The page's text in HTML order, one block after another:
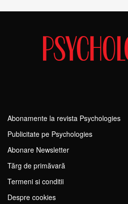
Abonamente la revista Psychologies
Publicitate pe Psychologies
Abonare Newsletter
Tărg de primăvară
Termeni si conditii
Despre cookies